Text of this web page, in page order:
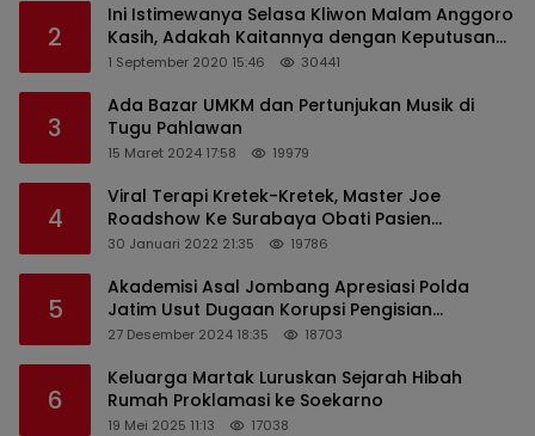
2
Ini Istimewanya Selasa Kliwon Malam Anggoro
Kasih, Adakah Kaitannya dengan Keputusan
PDIP?
1 September 2020 15:46 30441
3
Ada Bazar UMKM dan Pertunjukan Musik di
Tugu Pahlawan
15 Maret 2024 17:58 19979
4
Viral Terapi Kretek-Kretek, Master Joe
Roadshow Ke Surabaya Obati Pasien
Sekaligus Edukasi Masyarakat
30 Januari 2022 21:35 19786
5
Akademisi Asal Jombang Apresiasi Polda
Jatim Usut Dugaan Korupsi Pengisian
Perangkat Desa di Kediri
27 Desember 2024 18:35 18703
6
Keluarga Martak Luruskan Sejarah Hibah
Rumah Proklamasi ke Soekarno
19 Mei 2025 11:13 17038